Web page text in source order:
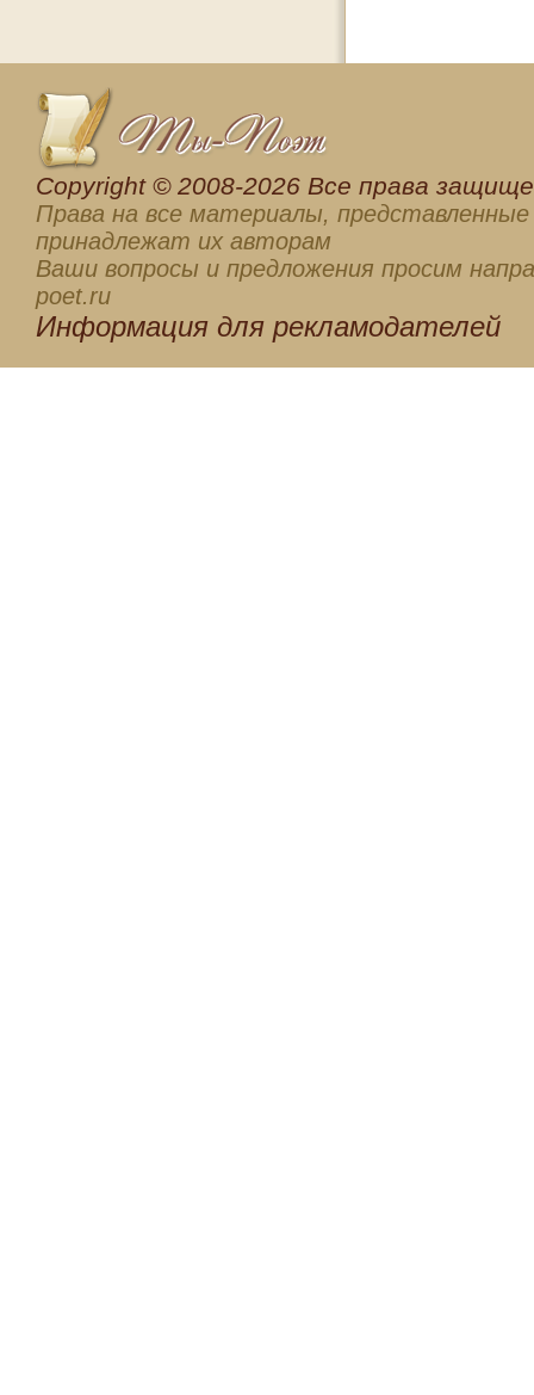
Сopyright © 2008-2026 Все права
Права на все материалы, представленные
принадлежат их авторам
Ваши вопросы и предложения просим
poet.ru
Информация для рекламодателей